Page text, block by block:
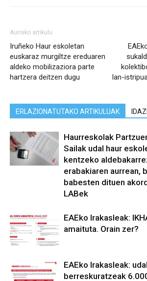
Aurreko artikulu
Iruñeko Haur eskoletan
euskaraz murgiltze ereduaren
aldeko mobilizaziora parte
hartzera deitzen dugu
lan-
ERLAZIONATUTAKO ARTIKULUAK
Haurreskolak
Sailak udal haur
kentzeko
erabakiaren aurrean,
babesten dituen
LABek
EAEko Irakasleak:
amaituta. Orain zer?
EAEko Irakasleak:
berreskuratzeak